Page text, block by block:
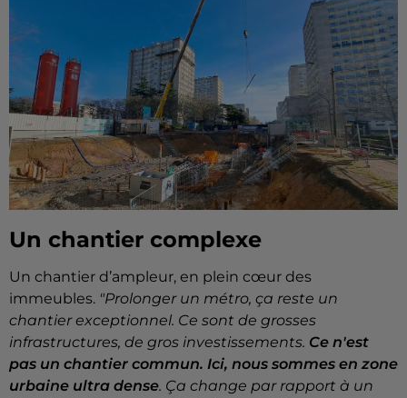
Un chantier complexe
Un chantier d’ampleur, en plein cœur des
immeubles. "Prolonger un métro, ça reste un
chantier exceptionnel. Ce sont de grosses
infrastructures, de gros investissements. Ce n'est
pas un chantier commun. Ici, nous sommes en zone
urbaine ultra dense. Ça change par rapport à un